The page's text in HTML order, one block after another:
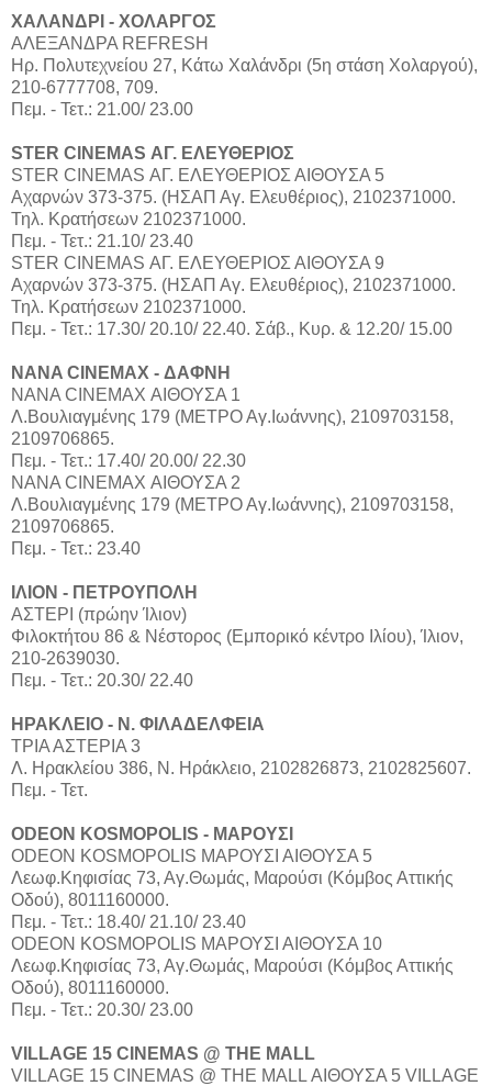
ΧΑΛΑΝΔΡΙ - ΧΟΛΑΡΓΟΣ
ΑΛΕΞΑΝΔΡΑ REFRESH
Ηρ. Πολυτεχνείου 27, Κάτω Χαλάνδρι (5η στάση Χολαργού),
210-6777708, 709.
Πεμ. - Τετ.: 21.00/ 23.00
STER CINEMAS ΑΓ. ΕΛΕΥΘΕΡΙΟΣ
STER CINEMAS ΑΓ. ΕΛΕΥΘΕΡΙΟΣ ΑΙΘΟΥΣΑ 5
Αχαρνών 373-375. (ΗΣΑΠ Αγ. Ελευθέριος), 2102371000.
Τηλ. Κρατήσεων 2102371000.
Πεμ. - Τετ.: 21.10/ 23.40
STER CINEMAS ΑΓ. ΕΛΕΥΘΕΡΙΟΣ ΑΙΘΟΥΣΑ 9
Αχαρνών 373-375. (ΗΣΑΠ Αγ. Ελευθέριος), 2102371000.
Τηλ. Κρατήσεων 2102371000.
Πεμ. - Τετ.: 17.30/ 20.10/ 22.40. Σάβ., Κυρ. & 12.20/ 15.00
NANA CINEMAX - ΔΑΦΝΗ
ΝΑΝΑ CINEMAX ΑΙΘΟΥΣΑ 1
Λ.Βουλιαγμένης 179 (ΜΕΤΡΟ Αγ.Ιωάννης), 2109703158,
2109706865.
Πεμ. - Τετ.: 17.40/ 20.00/ 22.30
ΝΑΝΑ CINEMAX ΑΙΘΟΥΣΑ 2
Λ.Βουλιαγμένης 179 (ΜΕΤΡΟ Αγ.Ιωάννης), 2109703158,
2109706865.
Πεμ. - Τετ.: 23.40
ΙΛΙΟΝ - ΠΕΤΡΟΥΠΟΛΗ
ΑΣΤΕΡΙ (πρώην Ίλιον)
Φιλοκτήτου 86 & Νέστορος (Εμπορικό κέντρο Ιλίου), Ίλιον,
210-2639030.
Πεμ. - Τετ.: 20.30/ 22.40
ΗΡΑΚΛΕΙΟ - Ν. ΦΙΛΑΔΕΛΦΕΙΑ
ΤΡΙΑ ΑΣΤΕΡΙΑ 3
Λ. Ηρακλείου 386, Ν. Ηράκλειο, 2102826873, 2102825607.
Πεμ. - Τετ.
ODEON KOSMOPOLIS - ΜΑΡΟΥΣΙ
ODEON KOSMOPOLIS ΜΑΡΟΥΣΙ ΑΙΘΟΥΣΑ 5
Λεωφ.Κηφισίας 73, Αγ.Θωμάς, Μαρούσι (Κόμβος Αττικής
Οδού), 8011160000.
Πεμ. - Τετ.: 18.40/ 21.10/ 23.40
ODEON KOSMOPOLIS ΜΑΡΟΥΣΙ ΑΙΘΟΥΣΑ 10
Λεωφ.Κηφισίας 73, Αγ.Θωμάς, Μαρούσι (Κόμβος Αττικής
Οδού), 8011160000.
Πεμ. - Τετ.: 20.30/ 23.00
VILLAGE 15 CINEMAS @ THE MALL
VILLAGE 15 CINEMAS @ THE MALL ΑΙΘΟΥΣΑ 5 VILLAGE